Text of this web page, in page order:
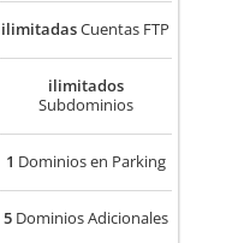
ilimitadasCuentas FTP
ilimitados
Subdominios
1 Dominios en Parking
5Dominios Adicionales